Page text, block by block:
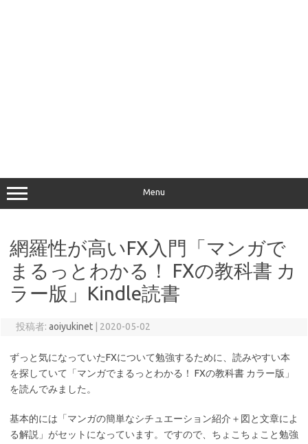
Menu
網羅性が高いFX入門「マンガで
まるっとわかる！ FXの教科書 カ
ラー版」Kindle読書
投稿者: aoiyukinet 2020-05-02
ずっと気になっていたFXについて勉強するために、読みやすい本
を探していて「マンガでまるっとわかる！ FXの教科書 カラー版」
を読んでみました。
基本的には「マンガの簡単なシチュエーション紹介＋図と文章によ
る解説」がセットになっています。ですので、ちょこちょこと勉強